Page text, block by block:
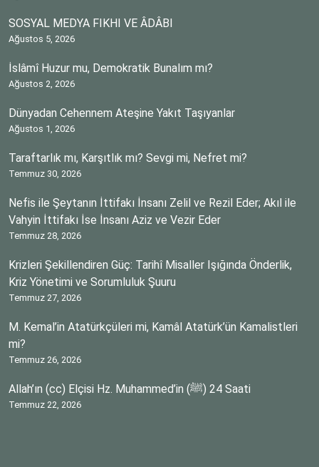
SOSYAL MEDYA FIKHI VE ÂDÂBI
Ağustos 5, 2026
İslâmî Huzur mu, Demokratik Bunalım mı?
Ağustos 2, 2026
Dünyadan Cehennem Ateşine Yakıt Taşıyanlar
Ağustos 1, 2026
Taraftarlık mı, Karşıtlık mı? Sevgi mi, Nefret mi?
Temmuz 30, 2026
Nefis ile Şeytanın İttifakı İnsanı Zelil ve Rezil Eder; Akıl ile
Vahyin İttifakı İse İnsanı Aziz ve Vezir Eder
Temmuz 28, 2026
Krizleri Şekillendiren Güç: Tarihî Misaller Işığında Önderlik,
Kriz Yönetimi ve Sorumluluk Şuuru
Temmuz 27, 2026
M. Kemal’in Atatürkçüleri mi, Kamâl Atatürk’ün Kamalistleri
mi?
Temmuz 26, 2026
Allah’ın (cc) Elçisi Hz. Muhammed’in (ﷺ) 24 Saati
Temmuz 22, 2026